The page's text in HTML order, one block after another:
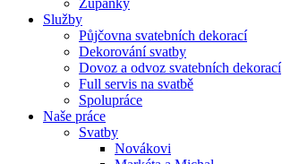
Župánky
Služby
Půjčovna svatebních dekorací
Dekorování svatby
Dovoz a odvoz svatebních dekorací
Full servis na svatbě
Spolupráce
Naše práce
Svatby
Novákovi